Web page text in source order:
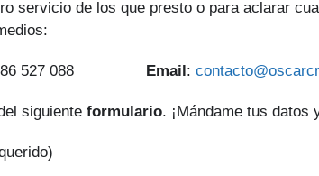
servicio de los que presto o para aclarar
527 088 Email:
siguiente formulario. ¡Mándame tus datos